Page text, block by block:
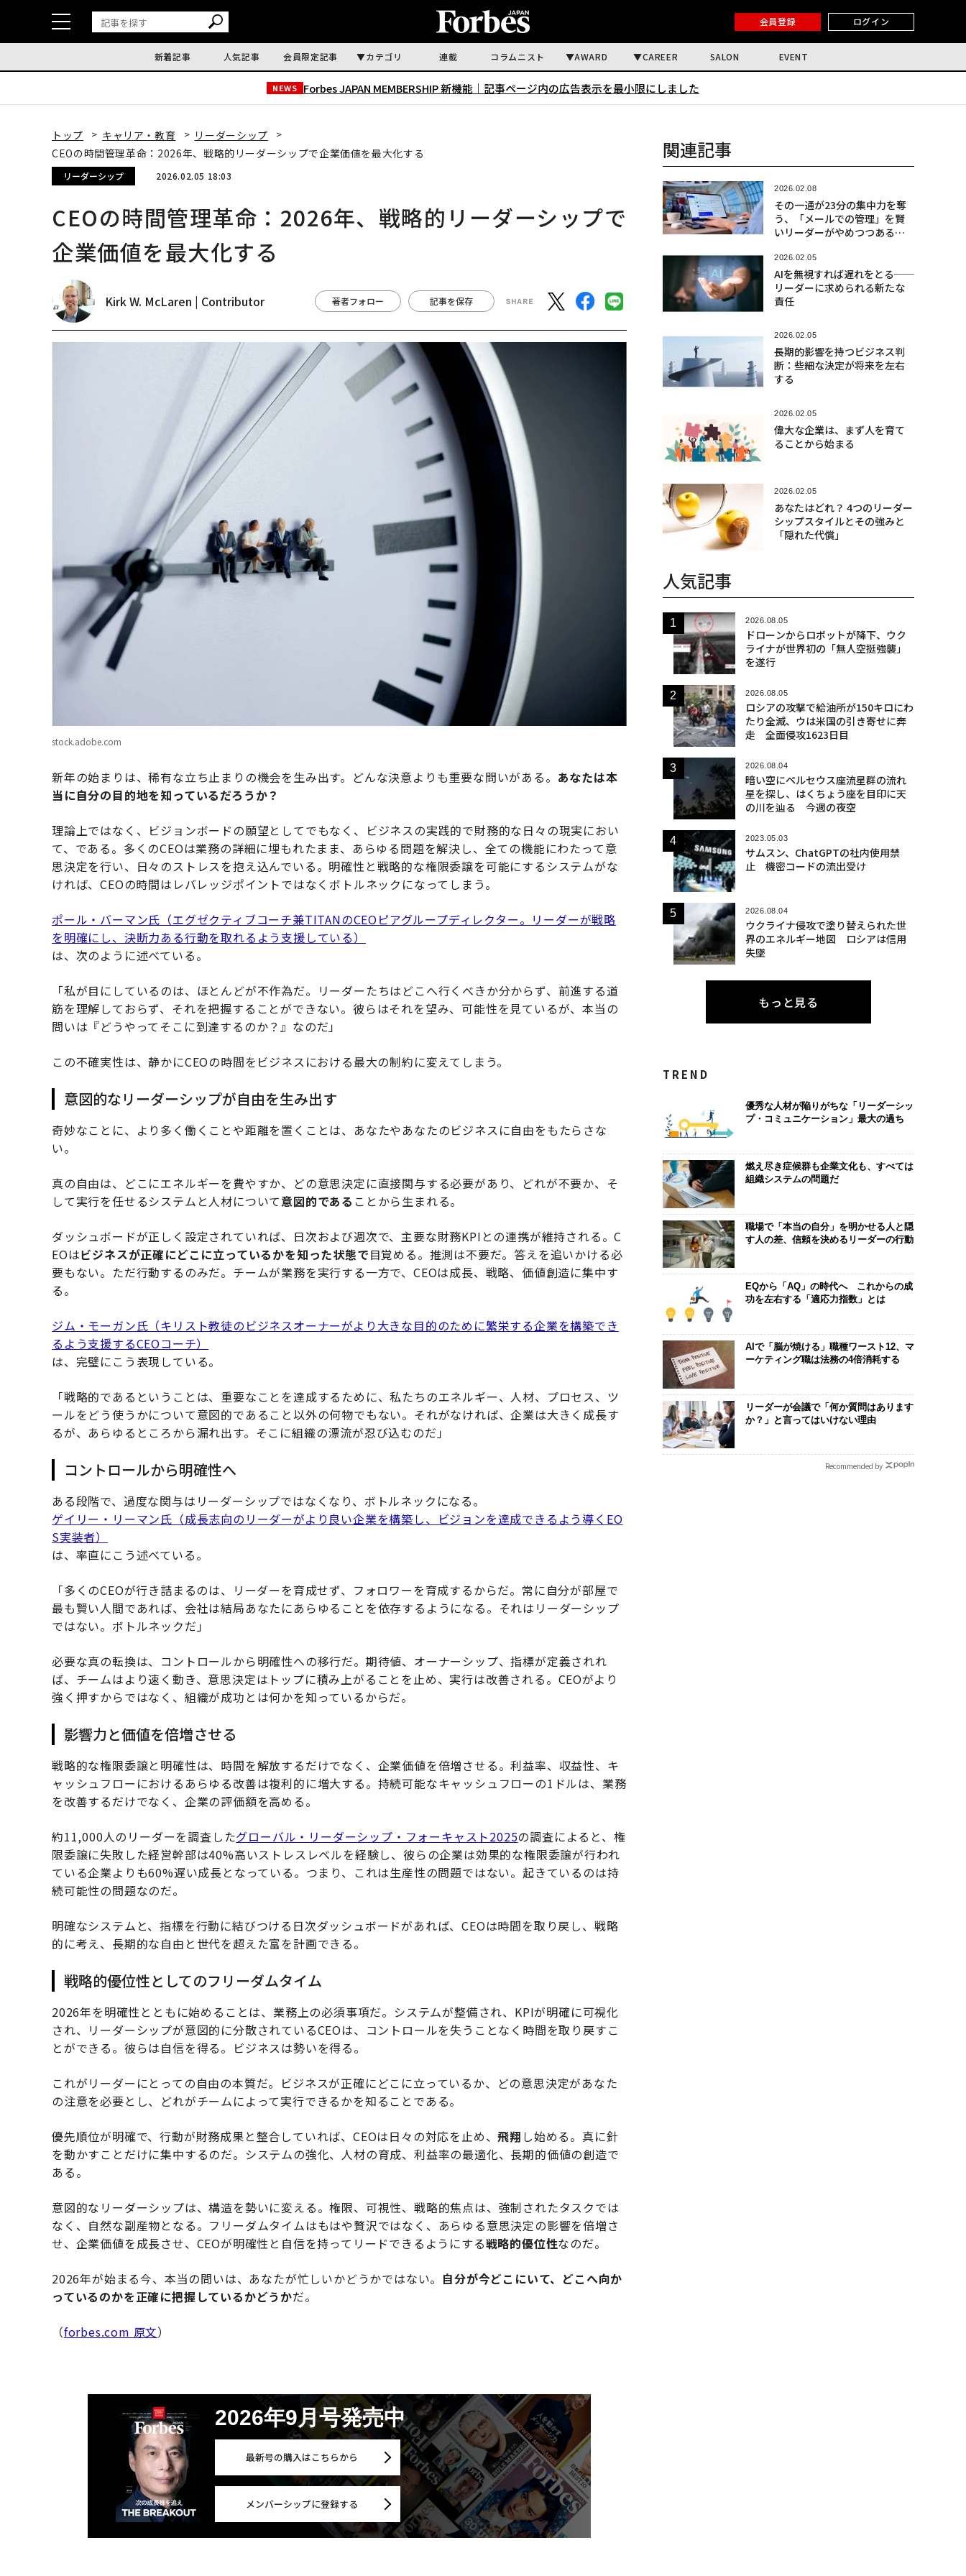
会員登録 ログイン
新着記事 人気記事 会員限定記事 カテゴリ 連載 コラムニスト AWARD CAREER SALON EVENT
NEWS Forbes JAPAN MEMBERSHIP 新機能｜ 記事ページ内の広告表示を最小限にしました
トップ キャリア・教育
リーダーシップ
CEOの時間管理革命：2026年、戦略的リーダーシップで企業価値を最大化する
リーダーシップ 2026.02.05 18:03
CEOの時間管理革命：2026年、戦略的リーダーシップで
企業価値を最大化する
Kirk W. McLaren | Contributor 著者フォロー 記事を保存
stock.adobe.com
新年の始まりは、稀有な立ち止まりの機会を生み出す。どんな決意よりも重要な問いがある。 あなたは本
当に自分の目的地を知っているだろうか？
理論上ではなく、ビジョンボードの願望としてでもなく、ビジネスの実践的で財務的な日々の現実におい
て、である。多くのCEOは業務の詳細に埋もれたまま、あらゆる問題を解決し、全ての機能にわたって意
思決定を行い、日々のストレスを抱え込んでいる。明確性と戦略的な権限委譲を可能にするシステムがな
ければ、CEOの時間はレバレッジポイントではなくボトルネックになってしまう。
ポール・バーマン氏（エグゼクティブコーチ兼TITANのCEOピアグループディレクター。リーダーが戦略
を明確にし、決断力ある行動を取れるよう支援している）
は、次のように述べている。
「私が目にしているのは、ほとんどが不作為だ。リーダーたちはどこへ行くべきか分からず、前進する道
筋を理解しておらず、それを把握することができない。彼らはそれを望み、可能性を見ているが、本当の
問いは『どうやってそこに到達するのか？』なのだ」
この不確実性は、静かにCEOの時間をビジネスにおける最大の制約に変えてしまう。
意図的なリーダーシップが自由を生み出す
奇妙なことに、より多く働くことや距離を置くことは、あなたやあなたのビジネスに自由をもたらさな
い。
真の自由は、どこにエネルギーを費やすか、どの意思決定に直接関与する必要があり、どれが不要か、そ
して実行を任せるシステムと人材について意図的である ことから生まれる。
ダッシュボードが正しく設定されていれば、日次および週次で、主要な財務KPIとの連携が維持される。C
EOはビジネスが正確にどこに立っているかを知った状態で目覚める。推測は不要だ。答えを追いかける必
要もない。ただ行動するのみだ。チームが業務を実行する一方で、CEOは成長、戦略、価値創造に集中す
る。
ジム・モーガン氏（キリスト教徒のビジネスオーナーがより大きな目的のために繁栄する企業を構築でき
るよう支援するCEOコーチ）
は、完璧にこう表現している。
「戦略的であるということは、重要なことを達成するために、私たちのエネルギー、人材、プロセス、ツ
ールをどう使うかについて意図的であること以外の何物でもない。それがなければ、企業は大きく成長す
るが、あらゆるところから漏れ出す。そこに組織の漂流が忍び込むのだ」
コントロールから明確性へ
ある段階で、過度な関与はリーダーシップではなくなり、ボトルネックになる。
ゲイリー・リーマン氏（成長志向のリーダーがより良い企業を構築し、ビジョンを達成できるよう導くEO
S実装者）
は、率直にこう述べている。
「多くのCEOが行き詰まるのは、リーダーを育成せず、フォロワーを育成するからだ。常に自分が部屋で
最も賢い人間であれば、会社は結局あなたにあらゆることを依存するようになる。それはリーダーシップ
ではない。ボトルネックだ」
必要な真の転換は、コントロールから明確性への移行だ。期待値、オーナーシップ、指標が定義されれ
ば、チームはより速く動き、意思決定はトップに積み上がることを止め、実行は改善される。CEOがより
強く押すからではなく、組織が成功とは何かを知っているからだ。
影響力と価値を倍増させる
戦略的な権限委譲と明確性は、時間を解放するだけでなく、企業価値を倍増させる。利益率、収益性、キ
ャッシュフローにおけるあらゆる改善は複利的に増大する。持続可能なキャッシュフローの1ドルは、業務
を改善するだけでなく、企業の評価額を高める。
約11,000人のリーダーを調査したグローバル・リーダーシップ・フォーキャスト2025の調査によると、権
限委譲に失敗した経営幹部は40%高いストレスレベルを経験し、彼らの企業は効果的な権限委譲が行われ
ている企業よりも60%遅い成長となっている。つまり、これは生産性の問題ではない。起きているのは持
続可能性の問題なのだ。
明確なシステムと、指標を行動に結びつける日次ダッシュボードがあれば、CEOは時間を取り戻し、戦略
的に考え、長期的な自由と世代を超えた富を計画できる。
戦略的優位性としてのフリーダムタイム
2026年を明確性とともに始めることは、業務上の必須事項だ。システムが整備され、KPIが明確に可視化
され、リーダーシップが意図的に分散されているCEOは、コントロールを失うことなく時間を取り戻すこ
とができる。彼らは自信を得る。ビジネスは勢いを得る。
これがリーダーにとっての自由の本質だ。ビジネスが正確にどこに立っているか、どの意思決定があなた
の注意を必要とし、どれがチームによって実行できるかを知ることである。
優先順位が明確で、行動が財務成果と整合していれば、CEOは日々の対応を止め、飛翔 し始める。真に針
を動かすことだけに集中するのだ。システムの強化、人材の育成、利益率の最適化、長期的価値の創造で
ある。
意図的なリーダーシップは、構造を勢いに変える。権限、可視性、戦略的焦点は、強制されたタスクでは
なく、自然な副産物となる。フリーダムタイムはもはや贅沢ではなく、あらゆる意思決定の影響を倍増さ
せ、企業価値を成長させ、CEOが明確性と自信を持ってリードできるようにする戦略的優位性なのだ。
2026年が始まる今、本当の問いは、あなたが忙しいかどうかではない。 自分が今どこにいて、どこへ向か
っているのかを正確に把握しているかどうかだ。
（forbes.com 原文）
2026年9月号発売中
最新号の購入はこちらから
メンバーシップに登録する
関連記事
2026.02.08
その一通が23分の集中力を奪
う、「メールでの管理」を賢
いリーダーがやめつつある理
2026.02.05
AIを無視すれば遅れをとる──
リーダーに求められる新たな
責任
2026.02.05
長期的影響を持つビジネス判
断：些細な決定が将来を左右
する
2026.02.05
偉大な企業は、まず人を育て
ることから始まる
2026.02.05
あなたはどれ？ 4つのリーダー
シップスタイルとその強みと
「隠れた代償」
人気記事
2026.08.05
ドローンからロボットが降下、ウク
ライナが世界初の「無人空挺強襲」
を遂行
2026.08.05
ロシアの攻撃で給油所が150キロにわ
たり全滅、ウは米国の引き寄せに奔
走 全面侵攻1623日目
2026.08.04
暗い空にペルセウス座流星群の流れ
星を探し、はくちょう座を目印に天
の川を辿る 今週の夜空
2023.05.03
サムスン、ChatGPTの社内使用禁
止 機密コードの流出受け
2026.08.04
ウクライナ侵攻で塗り替えられた世
界のエネルギー地図 ロシアは信用
失墜
もっと見る
TREND
優秀な人材が陥りがちな「リーダーシッ
プ・コミュニケーション」最大の過ち
燃え尽き症候群も企業文化も、すべては
組織システムの問題だ
職場で「本当の自分」を明かせる人と隠
す人の差、信頼を決めるリーダーの行動
EQから「AQ」の時代へ これからの成
功を左右する「適応力指数」とは
AIで「脳が焼ける」職種ワースト12、マ
ーケティング職は法務の4倍消耗する
リーダーが会議で「何か質問はあります
か？」と言ってはいけない理由
Recommended by